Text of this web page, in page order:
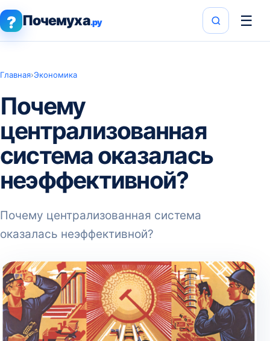
? Почемуха.ру ☰
Главная›Экономика
Почему
централизованная
система оказалась
неэффективной?
Почему централизованная система
оказалась неэффективной?